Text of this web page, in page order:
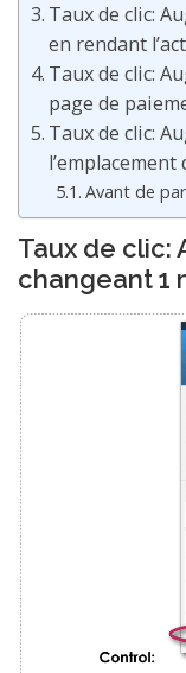
Taux de clic:
en rendant
Taux de clic:
page de
Taux de clic:
l’emplacement
Avant de
Taux de clic:
changeant 1